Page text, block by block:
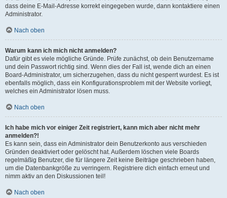
dass deine E-Mail-Adresse korrekt eingegeben wurde, dann kontaktiere einen
Administrator.
Nach oben
Warum kann ich mich nicht anmelden?
Dafür gibt es viele mögliche Gründe. Prüfe zunächst, ob dein Benutzername
und dein Passwort richtig sind. Wenn dies der Fall ist, wende dich an einen
Board-Administrator, um sicherzugehen, dass du nicht gesperrt wurdest. Es ist
ebenfalls möglich, dass ein Konfigurationsproblem mit der Website vorliegt,
welches ein Administrator lösen muss.
Nach oben
Ich habe mich vor einiger Zeit registriert, kann mich aber nicht mehr
anmelden?!
Es kann sein, dass ein Administrator dein Benutzerkonto aus verschieden
Gründen deaktiviert oder gelöscht hat. Außerdem löschen viele Boards
regelmäßig Benutzer, die für längere Zeit keine Beiträge geschrieben haben,
um die Datenbankgröße zu verringern. Registriere dich einfach erneut und
nimm aktiv an den Diskussionen teil!
Nach oben